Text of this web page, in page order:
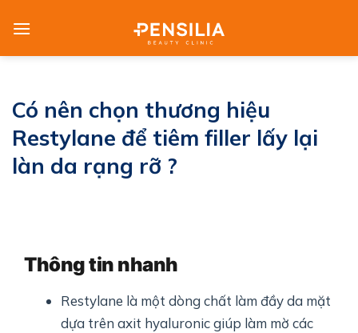
Có nên chọn thương hiệu
Restylane để tiêm filler lấy lại
làn da rạng rỡ ?
Thông tin nhanh
Restylane là một dòng chất làm đầy da mặt
dựa trên axit hyaluronic giúp làm mờ các